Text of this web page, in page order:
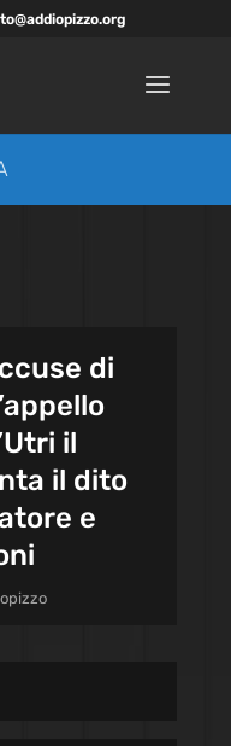
di
il
il dito
e